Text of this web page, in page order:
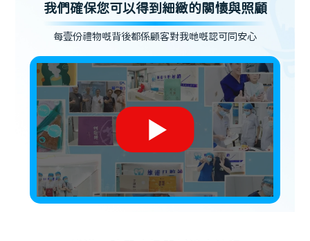
我們確保您可以得到細緻的關懷與照顧
每壹份禮物嘅背後都係顧客對我哋嘅認可同安心